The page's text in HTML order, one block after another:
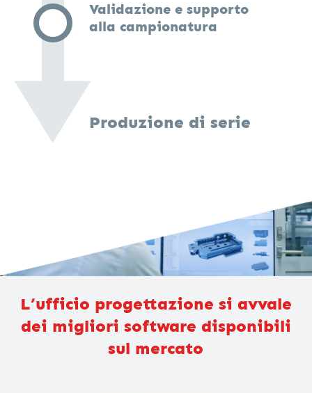
Validazione e supporto
alla campionatura
Produzione di serie
L’ufficio progettazione si avvale
dei migliori software disponibili
sul mercato